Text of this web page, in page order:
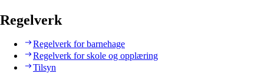
Regelverk
Regelverk for barnehage
Regelverk for skole og opplæring
Tilsyn